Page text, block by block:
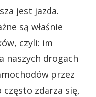
jest jazda.
są właśnie
czyli: im
naszych drogach
przez
zdarza się,